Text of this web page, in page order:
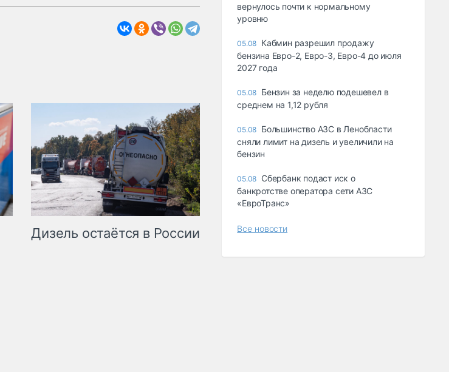
Дизель остаётся в России
вернулось почти к нормальному
уровню
05.08 Кабмин разрешил продажу
бензина Евро-2, Евро-3, Евро-4 до июля
2027 года
05.08 Бензин за неделю подешевел в
среднем на 1,12 рубля
05.08 Большинство АЗС в Ленобласти
сняли лимит на дизель и увеличили на
бензин
05.08 Сбербанк подаст иск о
банкротстве оператора сети АЗС
«ЕвроТранс»
Все новости